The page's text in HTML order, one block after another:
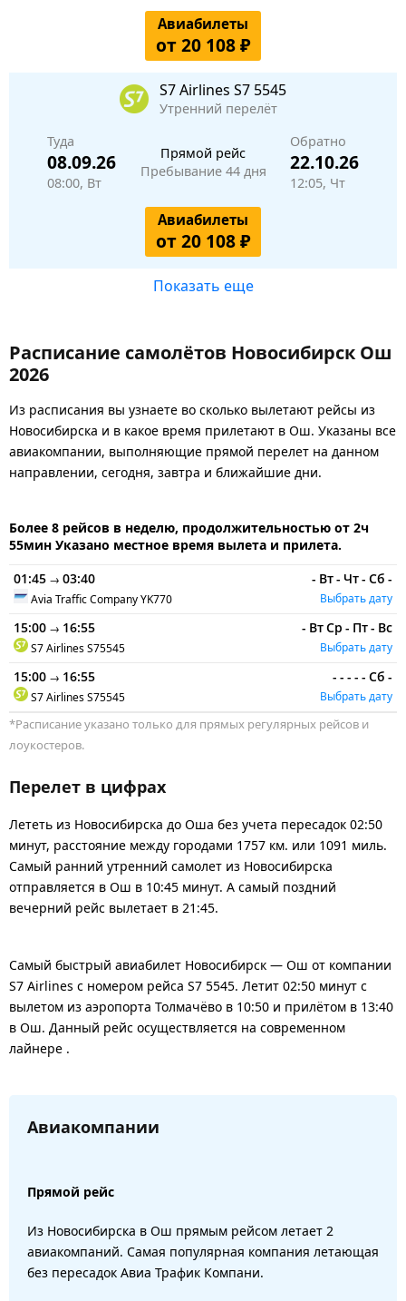
Авиабилеты
от 20 108 ₽
S7 Airlines S7 5545
Утренний перелёт
Туда
08.09.26
08:00, Вт
Прямой рейс
Пребывание 44 дня
Обратно
22.10.26
12:05, Чт
Авиабилеты
от 20 108 ₽
Показать еще
Расписание самолётов Новосибирск Ош
2026
Из расписания вы узнаете во сколько вылетают рейсы из
Новосибирска и в какое время прилетают в Ош. Указаны все
авиакомпании, выполняющие прямой перелет на данном
направлении, сегодня, завтра и ближайшие дни.
Более 8 рейсов в неделю, продолжительностью от 2ч
55мин Указано местное время вылета и прилета.
01:45 → 03:40
Avia Traffic CompanyYK770
- Вт- Чт- Сб -
Выбрать дату
15:00 → 16:55
S7 AirlinesS75545
- ВтСр - Пт- Вс
Выбрать дату
15:00 → 16:55
S7 AirlinesS75545
- - - - - Сб -
Выбрать дату
*Расписание указано только для прямых регулярных рейсов и
лоукостеров.
Перелет в цифрах
Лететь из Новосибирска до Оша без учета пересадок 02:50
минут, расстояние между городами 1757 км. или 1091 миль.
Самый ранний утренний самолет из Новосибирска
отправляется в Ош в 10:45 минут. А самый поздний
вечерний рейс вылетает в 21:45.
Самый быстрый авиабилет Новосибирск — Ош от компании
S7 Airlines с номером рейса S7 5545. Летит 02:50 минут с
вылетом из аэропорта Толмачёво в 10:50 и прилётом в 13:40
в Ош. Данный рейс осуществляется на современном
лайнере .
Авиакомпании
Прямой рейс
Из Новосибирска в Ош прямым рейсом летает 2
авиакомпаний. Самая популярная компания летающая
без пересадок Авиа Трафик Компани.